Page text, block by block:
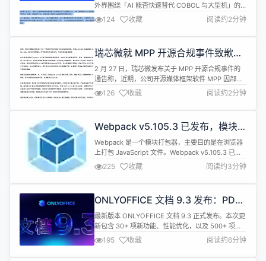
外界围绕「AI 能否快速替代 COBOL 与大型机」的
讨论。 此前，Anthropic 宣布 Claude Code 能自动
梳理 COBOL 依赖、生成文档并识别风险，引发市场
对 IBM 主机业务受冲击的担忧，IBM 股价在当地时
310 亿美元。 文...
124 收藏 阅读约2分钟
瑞芯微就 MPP 开源合规事件致歉：
已启动整改工作，并积极与
FFmpeg 及 GitHub 沟通
2 月 27 日，瑞芯微发布关于 MPP 开源合规事件的
通告称，近期，公司开源媒体框架软件 MPP 因部分
代码开源许可证条款合规问题，导致其 GitHub 仓库
被暂时冻结。在此，向开源社区、所有受影响的合作
伙伴、开发者致歉。 瑞芯微还表示，公司在事发后启
通。目前，相关代码已全部替换为自主研发、符合
开...
126 收藏 阅读约2分钟
Webpack v5.105.3 已发布，模块
打包器
Webpack 是一个模块打包器，主要目的是在浏览器
上打包 JavaScript 文件。Webpack v5.105.3 已发
布，具体更新内容如下： Patch Changes 上下文模
块现在可以正确处理拒绝操作。#20455 仅当
experimental.futureDefaults设置为 true 时，才
im...
225 收藏 阅读约3分钟
ONLYOFFICE 文档 9.3 发布：PDF
编辑更强大、签名方式更多、支持多
页视图等
最新版本 ONLYOFFICE 文档 9.3 正式发布。本次更
新包含 30+ 项新功能、性能优化，以及 500+ 项问
题修复。下面来看重点更新。 PDF 表单支持更多签
名方式 数字签名应像纸笔签字一样自然。在 9.3 版
本中，我们升级了PDF 表单签名字段，让收件人拥有
195 收藏 阅读约6分钟